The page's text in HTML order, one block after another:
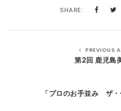
SHARE:
PREVIOUS
第2回 鹿児島
「プロのお手並み ザ